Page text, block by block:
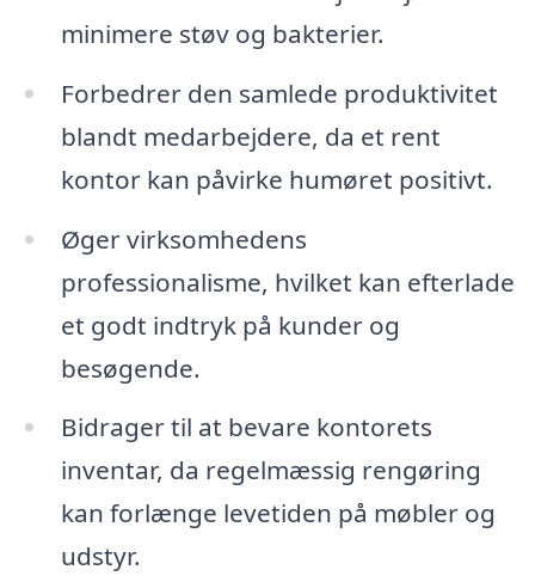
minimere støv og bakterier.
Forbedrer den samlede produktivitet
blandt medarbejdere, da et rent
kontor kan påvirke humøret positivt.
Øger virksomhedens
professionalisme, hvilket kan efterlade
et godt indtryk på kunder og
besøgende.
Bidrager til at bevare kontorets
inventar, da regelmæssig rengøring
kan forlænge levetiden på møbler og
udstyr.